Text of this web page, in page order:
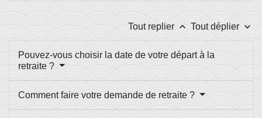
Tout replier keyboard_arrow_up Tout déplier keyboard_arrow_down
Pouvez-vous choisir la date de votre départ à la
retraite ?
Comment faire votre demande de retraite ?